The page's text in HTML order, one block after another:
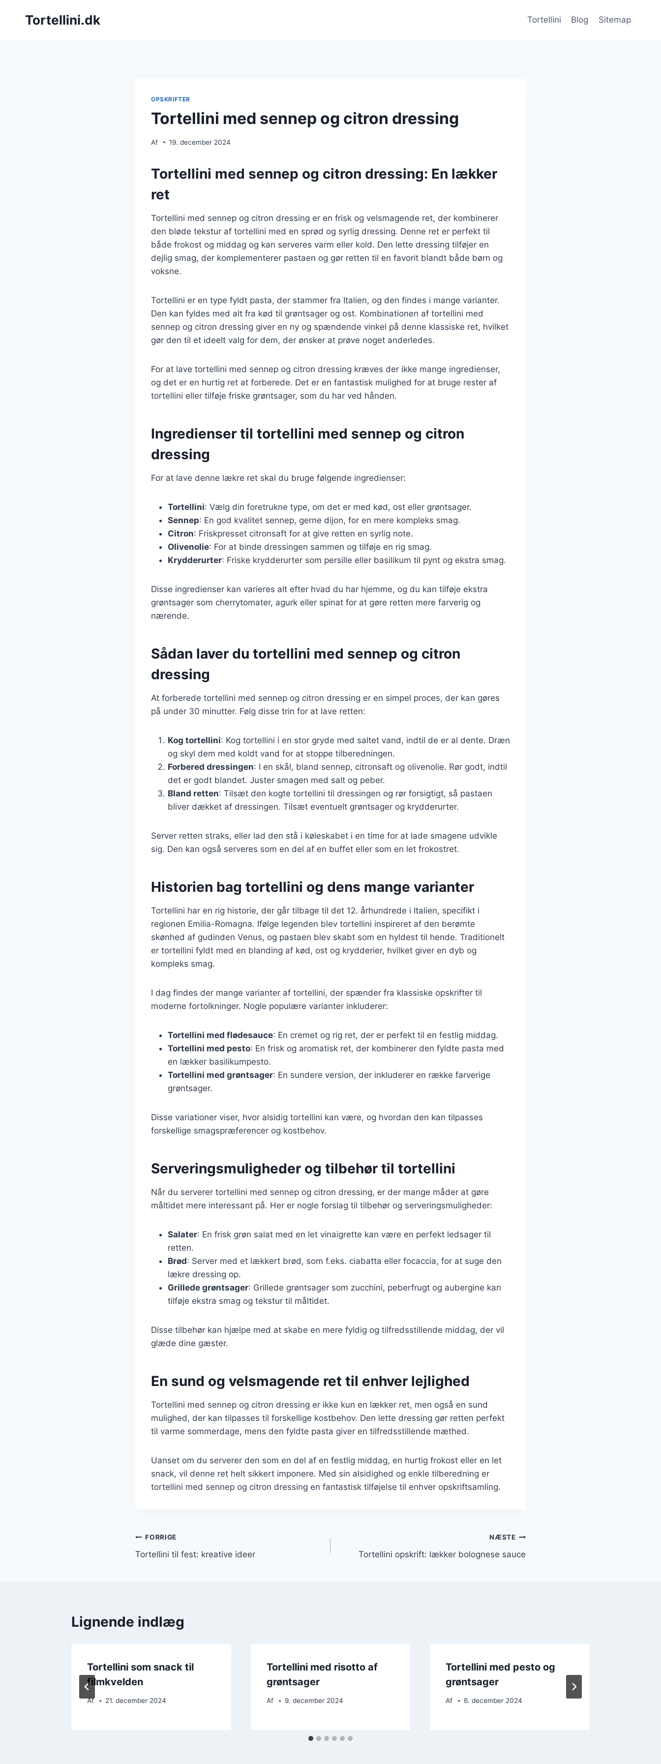
Tortellini.dk Tortellini Blog Sitemap
OPSKRIFTER
Tortellini med sennep og citron dressing
Af 19. december 2024
Tortellini med sennep og citron dressing: En lækker
ret
Tortellini med sennep og citron dressing er en frisk og velsmagende ret, der kombinerer
den bløde tekstur af tortellini med en sprød og syrlig dressing. Denne ret er perfekt til
både frokost og middag og kan serveres varm eller kold. Den lette dressing tilføjer en
dejlig smag, der komplementerer pastaen og gør retten til en favorit blandt både børn og
voksne.
Tortellini er en type fyldt pasta, der stammer fra Italien, og den findes i mange varianter.
Den kan fyldes med alt fra kød til grøntsager og ost. Kombinationen af tortellini med
sennep og citron dressing giver en ny og spændende vinkel på denne klassiske ret, hvilket
gør den til et ideelt valg for dem, der ønsker at prøve noget anderledes.
For at lave tortellini med sennep og citron dressing kræves der ikke mange ingredienser,
og det er en hurtig ret at forberede. Det er en fantastisk mulighed for at bruge rester af
tortellini eller tilføje friske grøntsager, som du har ved hånden.
Ingredienser til tortellini med sennep og citron
dressing
For at lave denne lækre ret skal du bruge følgende ingredienser:
Tortellini: Vælg din foretrukne type, om det er med kød, ost eller grøntsager.
Sennep: En god kvalitet sennep, gerne dijon, for en mere kompleks smag.
Citron: Friskpresset citronsaft for at give retten en syrlig note.
Olivenolie: For at binde dressingen sammen og tilføje en rig smag.
Krydderurter: Friske krydderurter som persille eller basilikum til pynt og ekstra smag.
Disse ingredienser kan varieres alt efter hvad du har hjemme, og du kan tilføje ekstra
grøntsager som cherrytomater, agurk eller spinat for at gøre retten mere farverig og
nærende.
Sådan laver du tortellini med sennep og citron
dressing
At forberede tortellini med sennep og citron dressing er en simpel proces, der kan gøres
på under 30 minutter. Følg disse trin for at lave retten:
Kog tortellini: Kog tortellini i en stor gryde med saltet vand, indtil de er al dente. Dræn
og skyl dem med koldt vand for at stoppe tilberedningen.
Forbered dressingen: I en skål, bland sennep, citronsaft og olivenolie. Rør godt, indtil
det er godt blandet. Juster smagen med salt og peber.
Bland retten: Tilsæt den kogte tortellini til dressingen og rør forsigtigt, så pastaen
bliver dækket af dressingen. Tilsæt eventuelt grøntsager og krydderurter.
Server retten straks, eller lad den stå i køleskabet i en time for at lade smagene udvikle
sig. Den kan også serveres som en del af en buffet eller som en let frokostret.
Historien bag tortellini og dens mange varianter
Tortellini har en rig historie, der går tilbage til det 12. århundrede i Italien, specifikt i
regionen Emilia-Romagna. Ifølge legenden blev tortellini inspireret af den berømte
skønhed af gudinden Venus, og pastaen blev skabt som en hyldest til hende. Traditionelt
er tortellini fyldt med en blanding af kød, ost og krydderier, hvilket giver en dyb og
kompleks smag.
I dag findes der mange varianter af tortellini, der spænder fra klassiske opskrifter til
moderne fortolkninger. Nogle populære varianter inkluderer:
Tortellini med flødesauce: En cremet og rig ret, der er perfekt til en festlig middag.
Tortellini med pesto: En frisk og aromatisk ret, der kombinerer den fyldte pasta med
en lækker basilikumpesto.
Tortellini med grøntsager: En sundere version, der inkluderer en række farverige
grøntsager.
Disse variationer viser, hvor alsidig tortellini kan være, og hvordan den kan tilpasses
forskellige smagspræferencer og kostbehov.
Serveringsmuligheder og tilbehør til tortellini
Når du serverer tortellini med sennep og citron dressing, er der mange måder at gøre
måltidet mere interessant på. Her er nogle forslag til tilbehør og serveringsmuligheder:
Salater: En frisk grøn salat med en let vinaigrette kan være en perfekt ledsager til
retten.
Brød: Server med et lækkert brød, som f.eks. ciabatta eller focaccia, for at suge den
lækre dressing op.
Grillede grøntsager: Grillede grøntsager som zucchini, peberfrugt og aubergine kan
tilføje ekstra smag og tekstur til måltidet.
Disse tilbehør kan hjælpe med at skabe en mere fyldig og tilfredsstillende middag, der vil
glæde dine gæster.
En sund og velsmagende ret til enhver lejlighed
Tortellini med sennep og citron dressing er ikke kun en lækker ret, men også en sund
mulighed, der kan tilpasses til forskellige kostbehov. Den lette dressing gør retten perfekt
til varme sommerdage, mens den fyldte pasta giver en tilfredsstillende mæthed.
Uanset om du serverer den som en del af en festlig middag, en hurtig frokost eller en let
snack, vil denne ret helt sikkert imponere. Med sin alsidighed og enkle tilberedning er
tortellini med sennep og citron dressing en fantastisk tilføjelse til enhver opskriftsamling.
Indlægsnavigation
FORRIGE
Tortellini til fest: kreative ideer
NÆSTE
Tortellini opskrift: lækker bolognese sauce
Lignende indlæg
Tortellini som snack til
filmkvelden
Af 21. december 2024
Tortellini med risotto af
grøntsager
Af 9. december 2024
Tortellini med pesto og
grøntsager
Af 6. december 2024